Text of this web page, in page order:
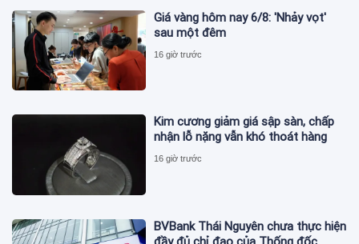
Giá vàng hôm nay 6/8: 'Nhảy vọt'
sau một đêm
16 giờ trước
Kim cương giảm giá sập sàn, chấp
nhận lỗ nặng vẫn khó thoát hàng
16 giờ trước
BVBank Thái Nguyên chưa thực hiện